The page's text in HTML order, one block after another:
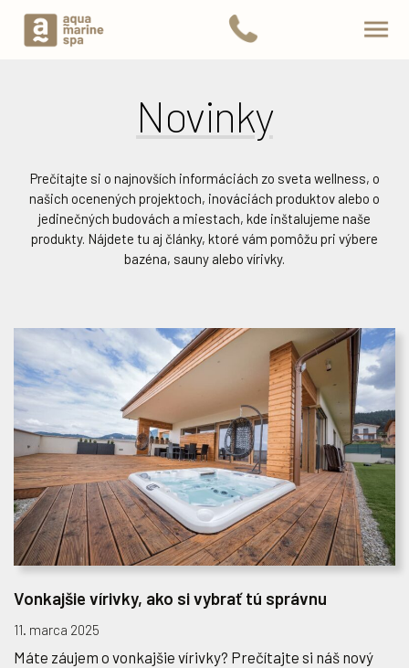
Novinky
Prečítajte si o najnovších informáciách zo sveta wellness, o
našich ocenených projektoch, inováciách produktov alebo o
jedinečných budovách a miestach, kde inštalujeme naše
produkty. Nájdete tu aj články, ktoré vám pomôžu pri výbere
bazéna, sauny alebo vírivky.
Vonkajšie vírivky, ako si vybrať tú správnu
11. marca 2025
Máte záujem o vonkajšie vírivky? Prečítajte si náš nový